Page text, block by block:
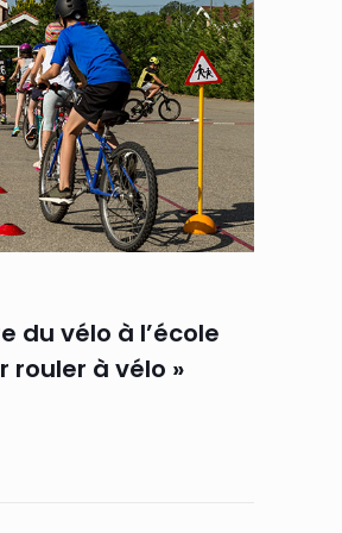
du vélo à l’école
rouler à vélo »